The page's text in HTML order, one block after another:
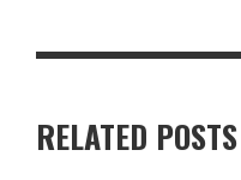
RELATED POSTS